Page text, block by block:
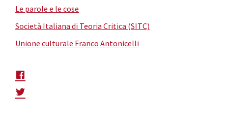
Le parole e le cose
Società Italiana di Teoria Critica (SITC)
Unione culturale Franco Antonicelli